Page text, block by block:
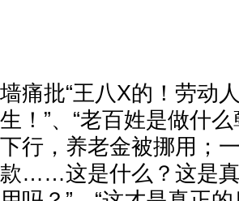
墙痛批“王八X的！劳动
生！”、“老百姓是做什
下行，养老金被挪用；
款……这是什么？这是真